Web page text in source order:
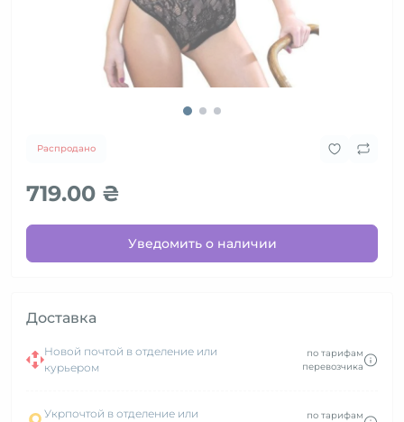
Распродано
719.00 ₴
Уведомить о наличии
Доставка
Новой почтой в отделение или
курьером
по тарифам
перевозчика
Укрпочтой в отделение или
по тарифам